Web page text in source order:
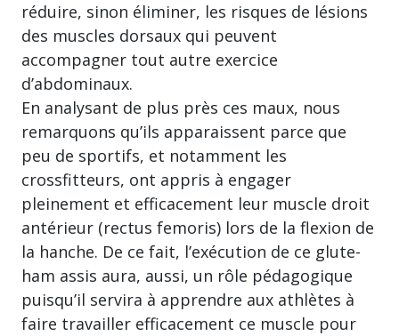
réduire, sinon éliminer, les risques de lésions
des muscles dorsaux qui peuvent
accompagner tout autre exercice
d’abdominaux.
En analysant de plus près ces maux, nous
remarquons qu’ils apparaissent parce que
peu de sportifs, et notamment les
crossfitteurs, ont appris à engager
pleinement et efficacement leur muscle droit
antérieur (rectus femoris) lors de la flexion de
la hanche. De ce fait, l’exécution de ce glute-
ham assis aura, aussi, un rôle pédagogique
puisqu’il servira à apprendre aux athlètes à
faire travailler efficacement ce muscle pour